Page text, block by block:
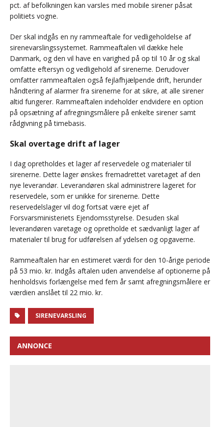
pct. af befolkningen kan varsles med mobile sirener påsat
politiets vogne.
Der skal indgås en ny rammeaftale for vedligeholdelse af
sirenevarslingssystemet. Rammeaftalen vil dække hele
Danmark, og den vil have en varighed på op til 10 år og skal
omfatte eftersyn og vedligehold af sirenerne. Derudover
omfatter rammeaftalen også fejlafhjælpende drift, herunder
håndtering af alarmer fra sirenerne for at sikre, at alle sirener
altid fungerer. Rammeaftalen indeholder endvidere en option
på opsætning af afregningsmålere på enkelte sirener samt
rådgivning på timebasis.
Skal overtage drift af lager
I dag opretholdes et lager af reservedele og materialer til
sirenerne. Dette lager ønskes fremadrettet varetaget af den
nye leverandør. Leverandøren skal administrere lageret for
reservedele, som er unikke for sirenerne. Dette
reservedelslager vil dog fortsat være ejet af
Forsvarsministeriets Ejendomsstyrelse. Desuden skal
leverandøren varetage og opretholde et sædvanligt lager af
materialer til brug for udførelsen af ydelsen og opgaverne.
Rammeaftalen har en estimeret værdi for den 10-årige periode
på 53 mio. kr. Indgås aftalen uden anvendelse af optionerne på
henholdsvis forlængelse med fem år samt afregningsmålere er
værdien anslået til 22 mio. kr.
SIRENEVARSLING
ANNONCE